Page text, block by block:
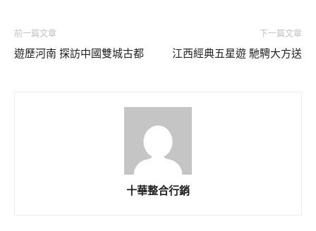
前一篇文章
遊歷河南 探訪中國雙城古都
下一篇文章
江西經典五星遊 馳騁大方送
十華整合行銷